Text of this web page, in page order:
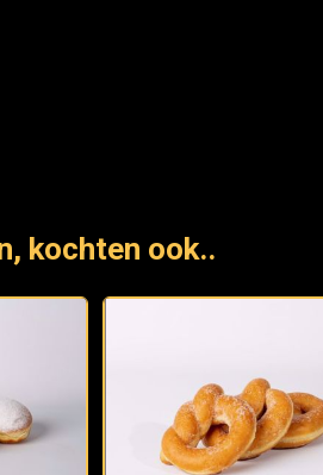
kochten ook..